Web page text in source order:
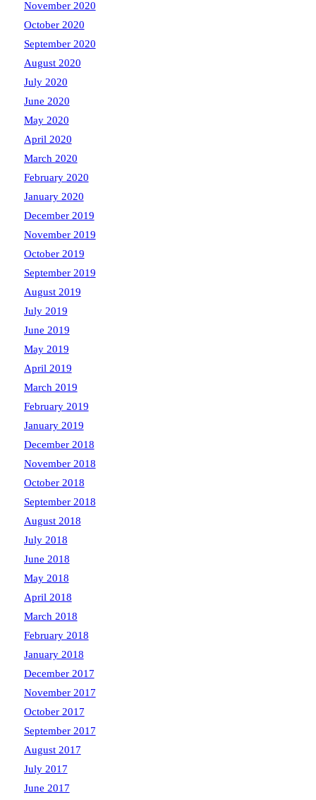
November 2020
October 2020
September 2020
August 2020
July 2020
June 2020
May 2020
April 2020
March 2020
February 2020
January 2020
December 2019
November 2019
October 2019
September 2019
August 2019
July 2019
June 2019
May 2019
April 2019
March 2019
February 2019
January 2019
December 2018
November 2018
October 2018
September 2018
August 2018
July 2018
June 2018
May 2018
April 2018
March 2018
February 2018
January 2018
December 2017
November 2017
October 2017
September 2017
August 2017
July 2017
June 2017